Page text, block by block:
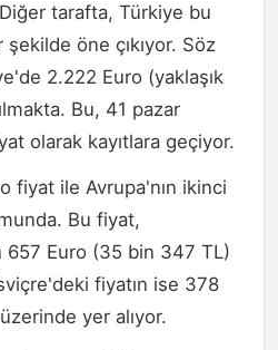
tarafta, Türkiye bu
öne çıkıyor. Söz
2.222 Euro (yaklaşık
Bu, 41 pazar
olarak kayıtlara geçiyor.
fiyat ile Avrupa'nın ikinci
Bu fiyat,
Euro (35 bin 347 TL)
fiyatın ise 378
yer alıyor.